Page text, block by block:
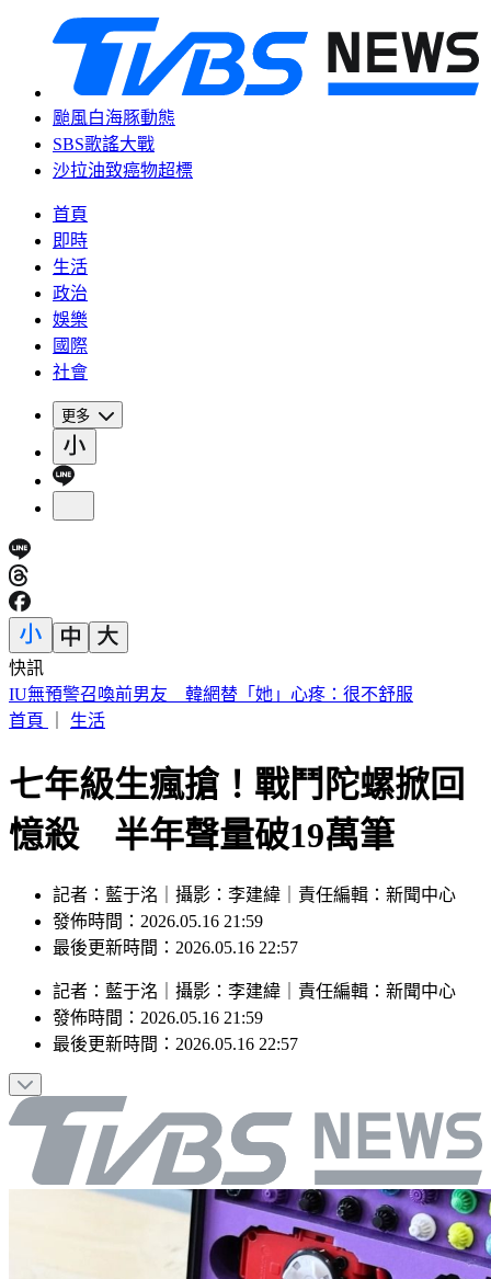
颱風白海豚動態
SBS歌謠大戰
沙拉油致癌物超標
首頁
即時
生活
政治
娛樂
國際
社會
更多
快訊
中國出入境新規將上路 陸委會曝「這類人」最危險
首頁
生活
七年級生瘋搶！戰鬥陀螺掀回
憶殺 半年聲量破19萬筆
記者：藍于洺｜攝影：李建緯｜責任編輯：新聞中心
發佈時間：2026.05.16 21:59
最後更新時間：2026.05.16 22:57
記者 ： 藍于洺 攝影 ： 李建緯 責任編輯 ： 新聞中心
發佈時間： 2026.05.16 21:59
最後更新時間： 2026.05.16 22:57